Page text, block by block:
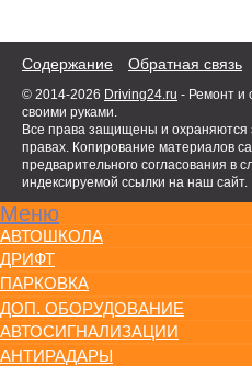
Содержание Обратная связь
© 2014-2026 Driving24.ru - Ремонт и
своими руками.
Все права защищены и охраняются
правах. Копирование материалов
предварительного согласования в
индексируемой ссылки на наш сайт.
Меню
АВТОШКОЛА
ДРИФТ
ПАРКОВКА
ДОП. ОБОРУДОВАНИЕ
АВТОСИГНАЛИЗАЦИИ
АНТИРАДАРЫ